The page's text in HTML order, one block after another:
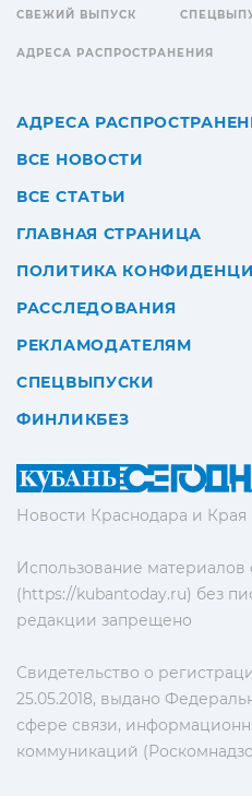
Новости Краснодара и Края
Использование материалов
(https://kubantoday.ru) без
редакции запрещено
Свидетельство о
25.05.2018, выдано
сфере связи,
коммуникаций
СВЕЖИЙ ВЫПУСК
АДРЕСА РАСПРОСТРАНЕНИЯ
АДРЕСА
ВСЕ НОВОСТИ
ВСЕ СТАТЬИ
ГЛАВНАЯ СТРАНИЦА
ПОЛИТИКА
РАССЛЕДОВАНИЯ
РЕКЛАМОДАТЕЛЯМ
СПЕЦВЫПУСКИ
ФИНЛИКБЕЗ